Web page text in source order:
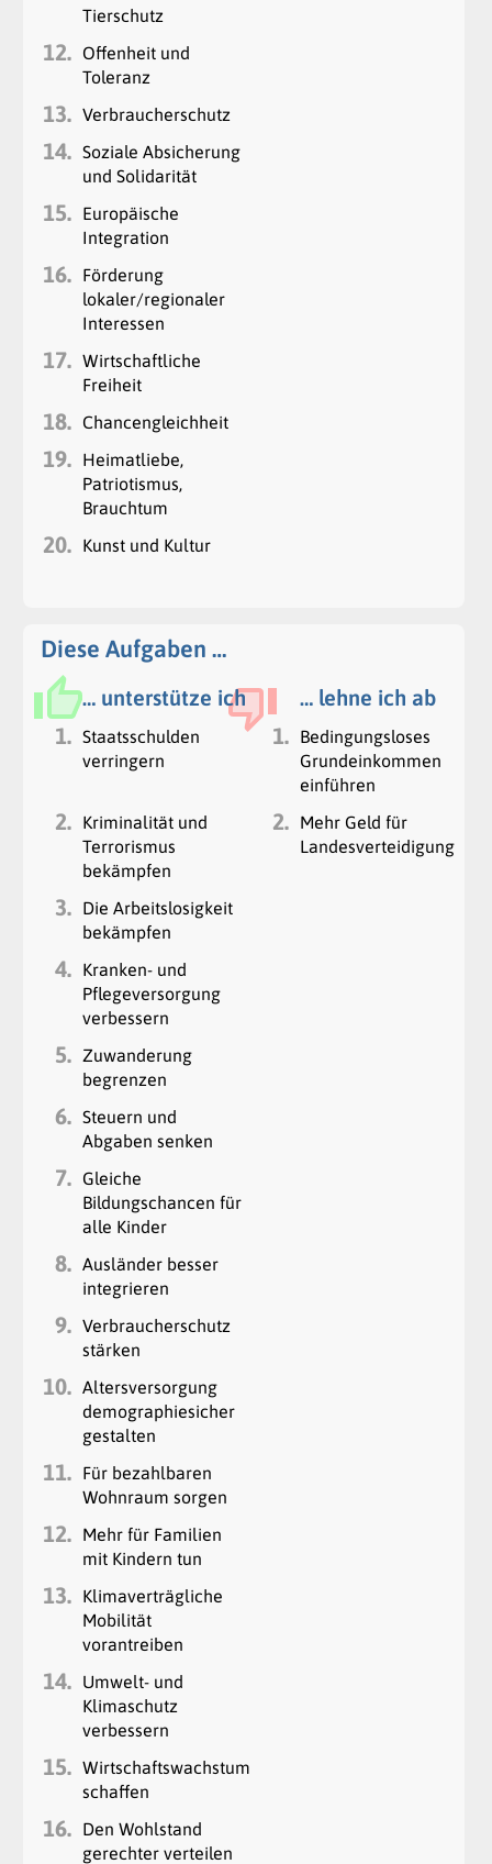
Tierschutz
12.
Offenheit und
Toleranz
13. Verbraucherschutz
14. Soziale Absicherung
und Solidarität
15.
Europäische
Integration
16.
Förderung
lokaler/regionaler
Interessen
17. Wirtschaftliche
Freiheit
18. Chancengleichheit
19.
Heimatliebe,
Patriotismus,
Brauchtum
20. Kunst und Kultur
Diese Aufgaben …
… unterstütze ich
… lehne ich ab
1. Staatsschulden
verringern
1.
Bedingungsloses
Grundeinkommen
einführen
2.
Kriminalität und
Terrorismus
bekämpfen
2.
Mehr Geld für
Landesverteidigung
3.
Die Arbeitslosigkeit
bekämpfen
4.
Kranken- und
Pflegeversorgung
verbessern
5.
Zuwanderung
begrenzen
6. Steuern und
Abgaben senken
7.
Gleiche
Bildungschancen für
alle Kinder
8.
Ausländer besser
integrieren
9. Verbraucherschutz
stärken
10.
Altersversorgung
demographiesicher
gestalten
11.
Für bezahlbaren
Wohnraum sorgen
12.
Mehr für Familien
mit Kindern tun
13.
Klimaverträgliche
Mobilität
vorantreiben
14.
Umwelt- und
Klimaschutz
verbessern
15. Wirtschaftswachstum
schaffen
16.
Den Wohlstand
gerechter verteilen